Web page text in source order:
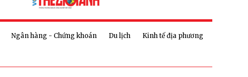
Ngân hàng - Chứng khoán Du lịch
Kinh tế địa phương